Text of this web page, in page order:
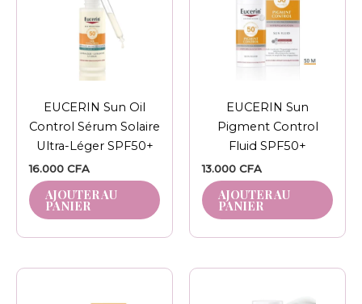
EUCERIN Sun Oil
Control Sérum Solaire
Ultra-Léger SPF50+
16.000 CFA
AJOUTER AU
PANIER
EUCERIN Sun
Pigment Control
Fluid SPF50+
13.000 CFA
AJOUTER AU
PANIER